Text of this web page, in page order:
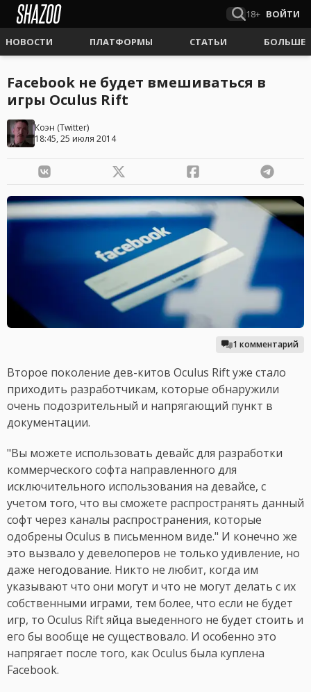
18+ ВОЙТИ
НОВОСТИ ПЛАТФОРМЫ СТАТЬИ БОЛЬШЕ
Facebook не будет вмешиваться в
игры Oculus Rift
Коэн (Twitter)
18:45, 25 июля 2014
1 комментарий
Второе поколение дев-китов Oculus Rift уже стало
приходить разработчикам, которые обнаружили
очень подозрительный и напрягающий пункт в
документации.
"Вы можете использовать девайс для разработки
коммерческого софта направленного для
исключительного использования на девайсе, с
учетом того, что вы сможете распространять данный
софт через каналы распространения, которые
одобрены Oculus в письменном виде." И конечно же
это вызвало у девелоперов не только удивление, но
даже негодование. Никто не любит, когда им
указывают что они могут и что не могут делать с их
собственными играми, тем более, что если не будет
игр, то Oculus Rift яйца выеденного не будет стоить и
его бы вообще не существовало. И особенно это
напрягает после того, как Oculus была куплена
Facebook.